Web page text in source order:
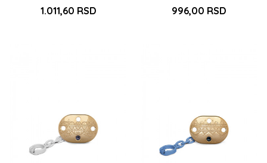
1.011,60 RSD
996,00 RSD